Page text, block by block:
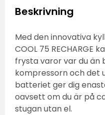
Beskrivning
Med den innovativa
COOL 75 RECHARGE
frysta varor var du än
kompressorn och det
batteriet ger dig
oavsett om du är på
stugan utan el.